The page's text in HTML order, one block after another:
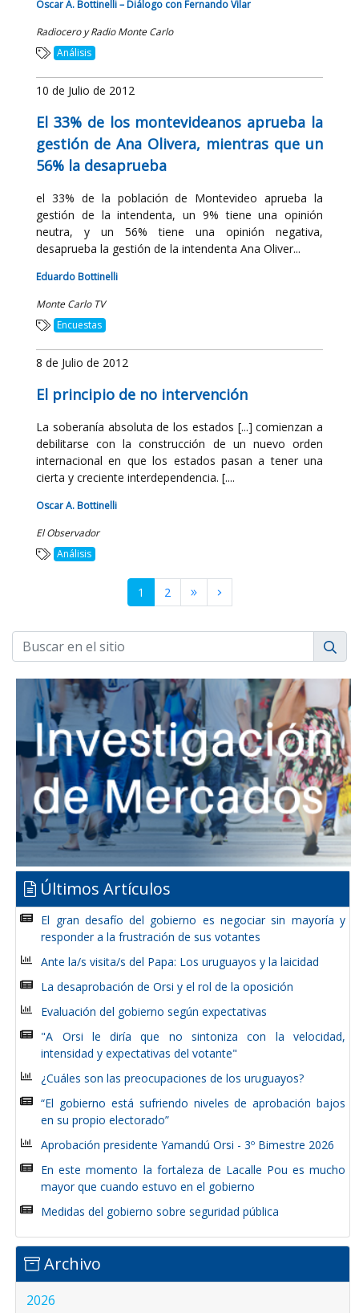
Oscar A. Bottinelli – Diálogo con Fernando Vilar
Radiocero y Radio Monte Carlo
Análisis
10 de Julio de 2012
El 33% de los montevideanos aprueba la
gestión de Ana Olivera, mientras que un
56% la desaprueba
el 33% de la población de Montevideo aprueba la
gestión de la intendenta, un 9% tiene una opinión
neutra, y un 56% tiene una opinión negativa,
desaprueba la gestión de la intendenta Ana Oliver...
Eduardo Bottinelli
Monte Carlo TV
Encuestas
8 de Julio de 2012
El principio de no intervención
La soberanía absoluta de los estados [...] comienzan a
debilitarse con la construcción de un nuevo orden
internacional en que los estados pasan a tener una
cierta y creciente interdependencia. [....
Oscar A. Bottinelli
El Observador
Análisis
1 2
Últimos Artículos
El gran desafío del gobierno es negociar sin mayoría y
responder a la frustración de sus votantes
Ante la/s visita/s del Papa: Los uruguayos y la laicidad
La desaprobación de Orsi y el rol de la oposición
Evaluación del gobierno según expectativas
"A Orsi le diría que no sintoniza con la velocidad,
intensidad y expectativas del votante"
¿Cuáles son las preocupaciones de los uruguayos?
“El gobierno está sufriendo niveles de aprobación bajos
en su propio electorado”
Aprobación presidente Yamandú Orsi - 3º Bimestre 2026
En este momento la fortaleza de Lacalle Pou es mucho
mayor que cuando estuvo en el gobierno
Medidas del gobierno sobre seguridad pública
Archivo
2026